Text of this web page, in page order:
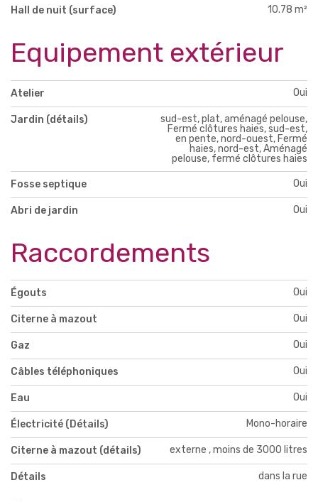
Hall de nuit (surface) 10.78 m²
Equipement extérieur
Atelier Oui
Jardin (détails)
sud-est, plat, aménagé pelouse,
Fermé clôtures haies, sud-est,
en pente, nord-ouest, Fermé
haies, nord-est, Aménagé
pelouse, fermé clôtures haies
Fosse septique Oui
Abri de jardin Oui
Raccordements
Égouts Oui
Citerne à mazout Oui
Gaz Oui
Câbles téléphoniques Oui
Eau Oui
Électricité (Détails) Mono-horaire
Citerne à mazout (détails) externe , moins de 3000 litres
Détails dans la rue